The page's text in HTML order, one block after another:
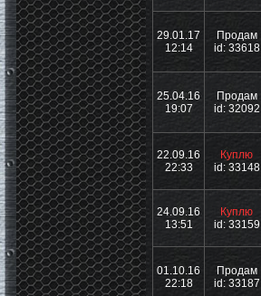
29.01.17
12:14
Продам
id: 33618
25.04.16
19:07
Продам
id: 32092
22.09.16
22:33
Куплю
id: 33148
24.09.16
13:51
Куплю
id: 33159
01.10.16
22:18
Продам
id: 33187